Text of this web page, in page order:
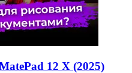
12 X (2025)